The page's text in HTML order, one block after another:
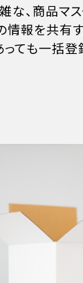
な、商品マ
情報を共有
ても一括登